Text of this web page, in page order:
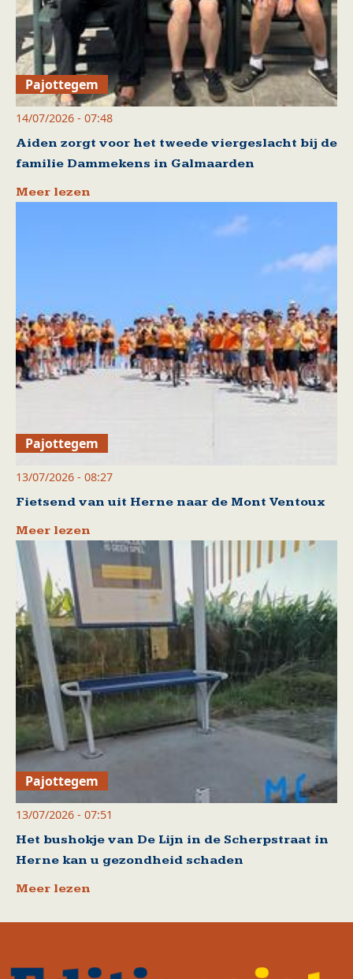
Pajottegem
14/07/2026 - 07:48
Aiden zorgt voor het tweede viergeslacht bij de
familie Dammekens in Galmaarden
Meer lezen
Pajottegem
13/07/2026 - 08:27
Fietsend van uit Herne naar de Mont Ventoux
Meer lezen
Pajottegem
13/07/2026 - 07:51
Het bushokje van De Lijn in de Scherpstraat in
Herne kan u gezondheid schaden
Meer lezen